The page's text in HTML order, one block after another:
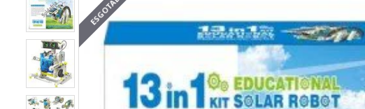
ESGOTADO